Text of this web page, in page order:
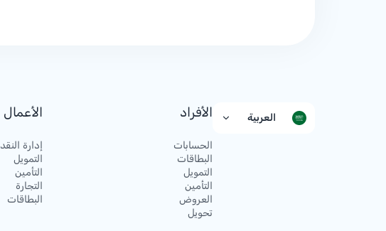
العربية الأفراد
الحسابات
البطاقات
التمويل
التأمين
العروض
تحويل
الأعمال
إدارة النقد
التمويل
التأمين
التجارة
البطاقات